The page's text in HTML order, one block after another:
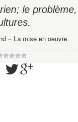
le
− La mise en oeuvre